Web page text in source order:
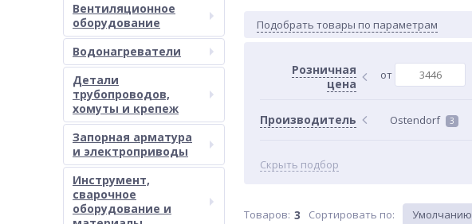
Вентиляционное
оборудование
Водонагреватели
Детали
трубопроводов,
хомуты и крепеж
Запорная арматура
и электроприводы
Инструмент,
сварочное
оборудование и
Подобрать товары по параметрам
Розничная
цена
от
Производитель Ostendorf 3
Скрыть подбор
Товаров: 3 Сортировать по: Умолчанию